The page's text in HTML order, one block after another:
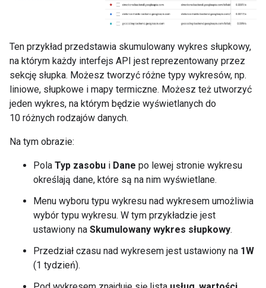
Ten przykład przedstawia skumulowany wykres słupkowy,
na którym każdy interfejs API jest reprezentowany przez
sekcję słupka. Możesz tworzyć różne typy wykresów, np.
liniowe, słupkowe i mapy termiczne. Możesz też utworzyć
jeden wykres, na którym będzie wyświetlanych do
10 różnych rodzajów danych.
Na tym obrazie:
Pola Typ zasobu i Dane po lewej stronie wykresu
określają dane, które są na nim wyświetlane.
Menu wyboru typu wykresu nad wykresem umożliwia
wybór typu wykresu. W tym przykładzie jest
ustawiony na Skumulowany wykres słupkowy.
Przedział czasu nad wykresem jest ustawiony na 1W
(1 tydzień).